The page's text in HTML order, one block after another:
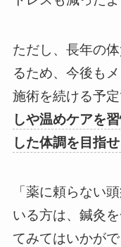
ただし、長年の
るため、今後も
施術を続ける予定
しや温めケアを
した体調を目指せ
「薬に頼らない
いる方は、鍼灸
てみてはいかが